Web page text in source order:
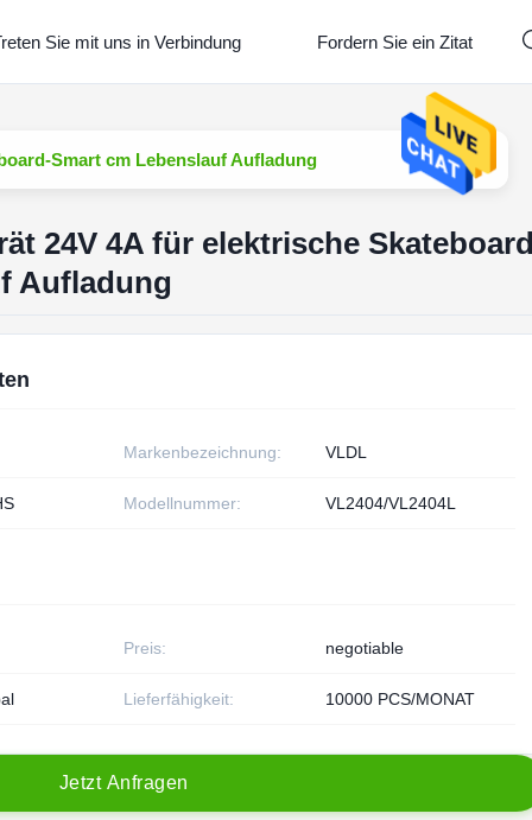
Sie mit uns in Verbindung Fordern Sie ein Zitat
Smart cm Lebenslauf Aufladung
24V 4A für elektrische
Aufladung
Markenbezeichnung: VLDL
Modellnummer: VL2404/VL2404L
Preis: negotiable
Lieferfähigkeit: 10000 PCS/MONAT
Jetzt Anfragen